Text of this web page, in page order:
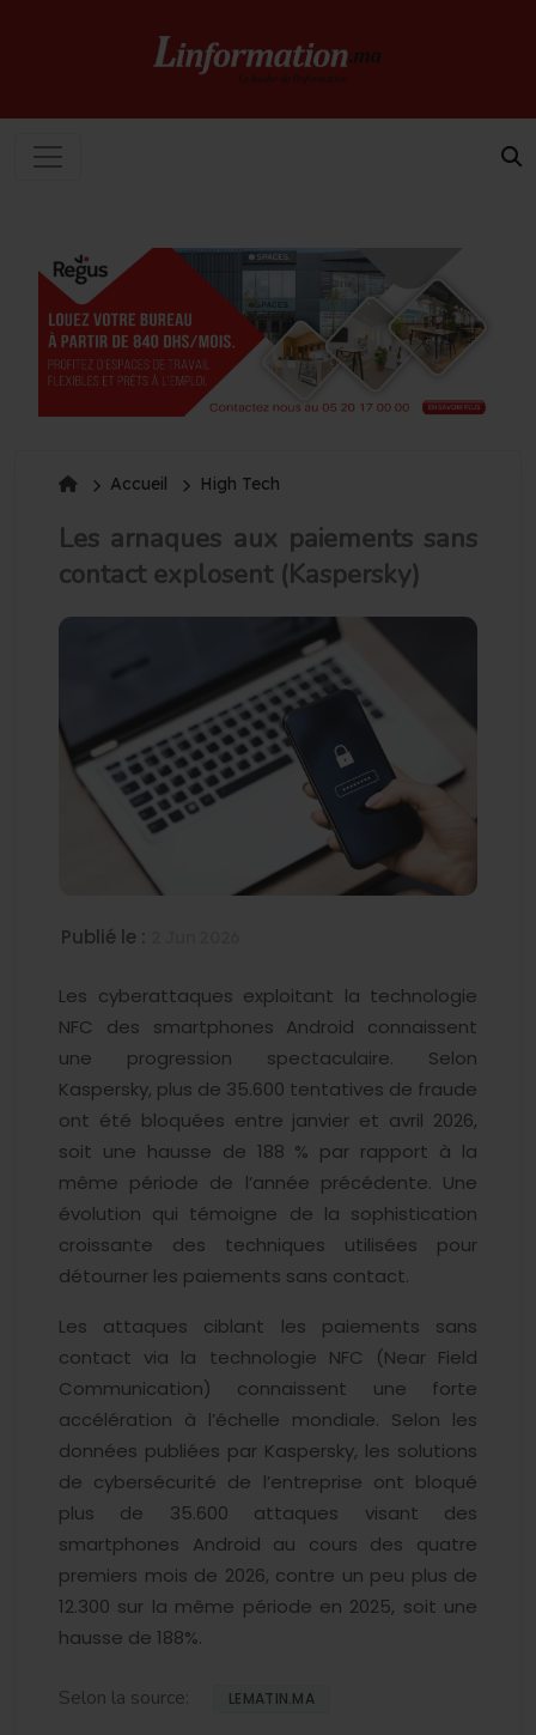
Accueil High Tech
Les arnaques aux paiements sans
contact explosent (Kaspersky)
Publié le :
Les cyberattaques exploitant la technologie
NFC des smartphones Android connaissent
une progression spectaculaire. Selon
Kaspersky, plus de 35.600 tentatives de fraude
ont été bloquées entre janvier et avril 2026,
soit une hausse de 188 % par rapport à la
même période de l’année précédente. Une
évolution qui témoigne de la sophistication
croissante des techniques utilisées pour
détourner les paiements sans contact.
Les attaques ciblant les paiements sans
contact via la technologie NFC (Near Field
Communication) connaissent une forte
accélération à l’échelle mondiale. Selon les
données publiées par Kaspersky, les solutions
de cybersécurité de l’entreprise ont bloqué
plus de 35.600 attaques visant des
smartphones Android au cours des quatre
premiers mois de 2026, contre un peu plus de
12.300 sur la même période en 2025, soit une
hausse de 188%.
Selon la source: LEMATIN.MA